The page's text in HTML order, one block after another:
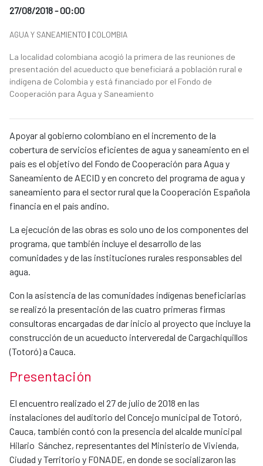
Date of publication of the news item
27/08/2018 - 00:00
News categories
AGUA Y SANEAMIENTO | COLOMBIA
Summary of the news
La localidad colombiana acogió la primera de las reuniones de
presentación del acueducto que beneficiará a población rural e
indígena de Colombia y está financiado por el Fondo de
Cooperación para Agua y Saneamiento
News content
Apoyar al gobierno colombiano en el incremento de la
cobertura de servicios eficientes de agua y saneamiento en el
país es el objetivo del Fondo de Cooperación para Agua y
Saneamiento de AECID y en concreto del programa de agua y
saneamiento para el sector rural que la Cooperación Española
financia en el país andino.
La ejecución de las obras es solo uno de los componentes del
programa, que también incluye el desarrollo de las
comunidades y de las instituciones rurales responsables del
agua.
Con la asistencia de las comunidades indígenas beneficiarias
se realizó la presentación de las cuatro primeras firmas
consultoras encargadas de dar inicio al proyecto que incluye la
construcción de un acueducto interveredal de Cargachiquillos
(Totoró) a Cauca.
Presentación
El encuentro realizado el 27 de julio de 2018 en las
instalaciones del auditorio del Concejo municipal de Totoró,
Cauca, también contó con la presencia del alcalde municipal
Hilario Sánchez, representantes del Ministerio de Vivienda,
Ciudad y Territorio y FONADE, en donde se socializaron las